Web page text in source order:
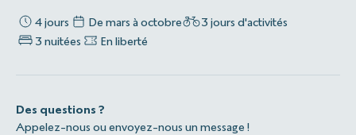
4 jours De mars à octobre
3 jours d'activités
3 nuitées
En liberté
Des questions ?
Appelez-nous ou envoyez-nous un message !